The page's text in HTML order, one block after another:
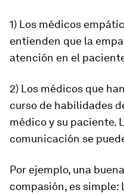
1) Los médicos
entienden que la
atención en el
2) Los médicos que
curso de habilidades
médico y su paciente.
comunicación se
Por ejemplo, una
compasión, es simple: